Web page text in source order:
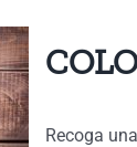
Recoga